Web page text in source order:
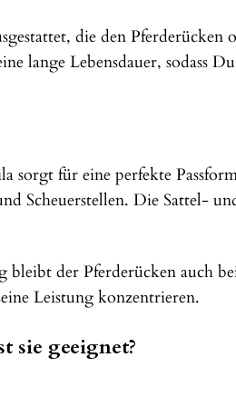
die den
lange Lebensdauer, sodass
sorgt für eine perfekte
Scheuerstellen. Die Sattel-
der Pferderücken auch
Leistung konzentrieren.
sie geeignet?